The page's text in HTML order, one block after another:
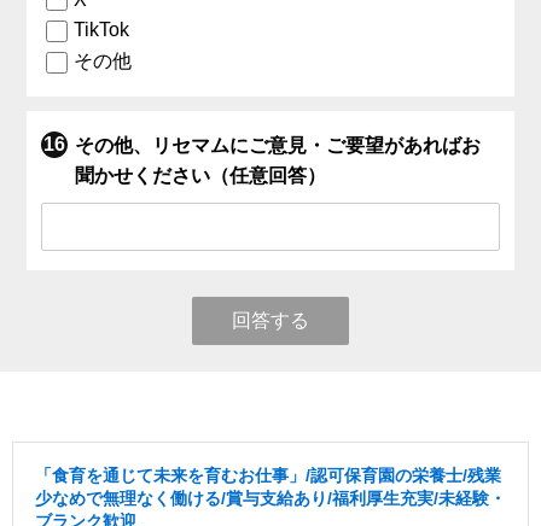
TikTok
その他
その他、リセマムにご意見・ご要望があればお
聞かせください（任意回答）
回答する
「食育を通じて未来を育むお仕事」/認可保育園の栄養士/残業
少なめで無理なく働ける/賞与支給あり/福利厚生充実/未経験・
ブランク歓迎